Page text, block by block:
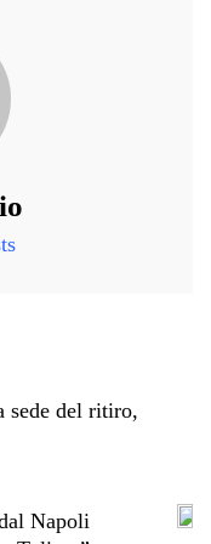
sede del ritiro,
Napoli